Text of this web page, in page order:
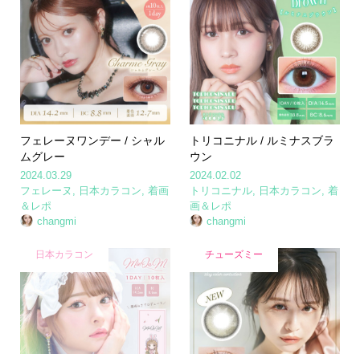
フェレーヌワンデー / シャル
ムグレー
2024.03.29
フェレーヌ
日本カラコン 着画
＆レポ
changmi
トリコニナル / ルミナスブラ
ウン
2024.02.02
トリコニナル
日本カラコン ,着
画＆レポ
changmi
日本カラコン チューズミー